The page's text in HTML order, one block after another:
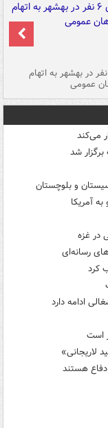
دستگیری ۶ نفر در بهشهر به اتهام
عمومی
می‌کند
و بلوچستان
آمریکا
رسانه‌ای
کرد
ادامه دارد
است
لاریجانی»
هستند